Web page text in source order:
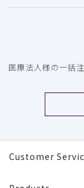
医療法人様の一括
Customer